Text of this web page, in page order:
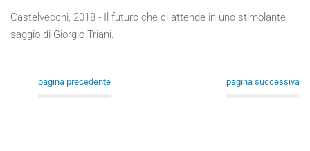
Castelvecchi, 2018 - Il futuro che ci attende in uno stimolante
saggio di Giorgio Triani.
pagina precedente pagina successiva